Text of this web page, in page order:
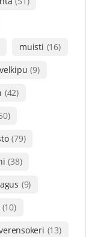
muisti (16)
(9)
(42)
(79)
(38)
(9)
(10)
(13)